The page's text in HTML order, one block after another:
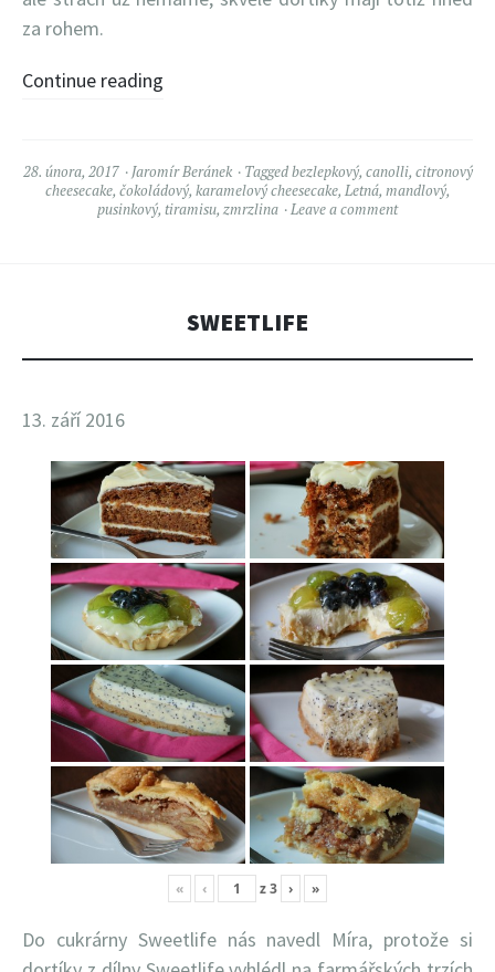
za rohem.
Continue reading
28. února, 2017 Jaromír Beránek Taggedbezlepkový, canolli, citronový
cheesecake, čokoládový, karamelový cheesecake, Letná, mandlový,
pusinkový, tiramisu, zmrzlina Leave a comment
SWEETLIFE
13. září 2016
« ‹ z3 › »
Do cukrárny Sweetlife nás navedl Míra, protože si